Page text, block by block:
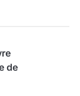
de